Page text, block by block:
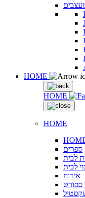
HOME
HOME
HOME
ספרים
לבית
לבית
אירוח
ספורט